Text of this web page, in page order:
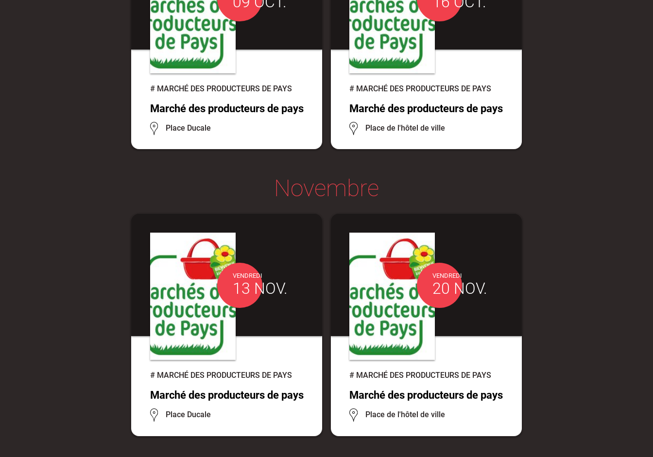
# MARCHÉ DES PRODUCTEURS DE PAYS
Marché des producteurs de pays
Place Ducale
# MARCHÉ DES PRODUCTEURS DE PAYS
Marché des producteurs de pays
Place de l'hôtel de ville
Novembre
VENDREDI
13 NOV.
# MARCHÉ DES PRODUCTEURS DE PAYS
Marché des producteurs de pays
Place Ducale
VENDREDI
20 NOV.
# MARCHÉ DES PRODUCTEURS DE PAYS
Marché des producteurs de pays
Place de l'hôtel de ville